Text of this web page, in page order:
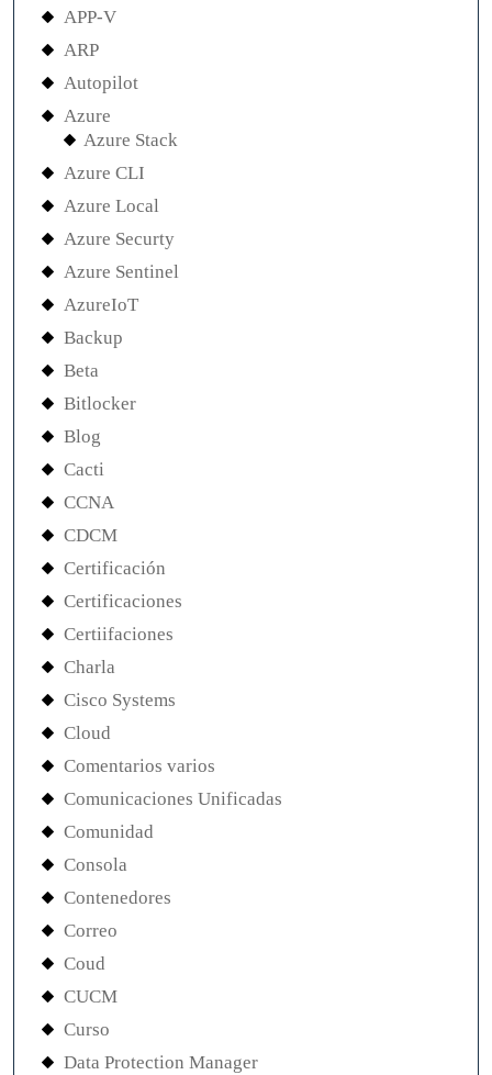
APP-V
ARP
Autopilot
Azure
Azure Stack
Azure CLI
Azure Local
Azure Securty
Azure Sentinel
AzureIoT
Backup
Beta
Bitlocker
Blog
Cacti
CCNA
CDCM
Certificación
Certificaciones
Certiifaciones
Charla
Cisco Systems
Cloud
Comentarios varios
Comunicaciones Unificadas
Comunidad
Consola
Contenedores
Correo
Coud
CUCM
Curso
Data Protection Manager